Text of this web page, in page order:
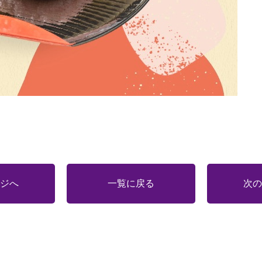
へ 一覧に戻る 次